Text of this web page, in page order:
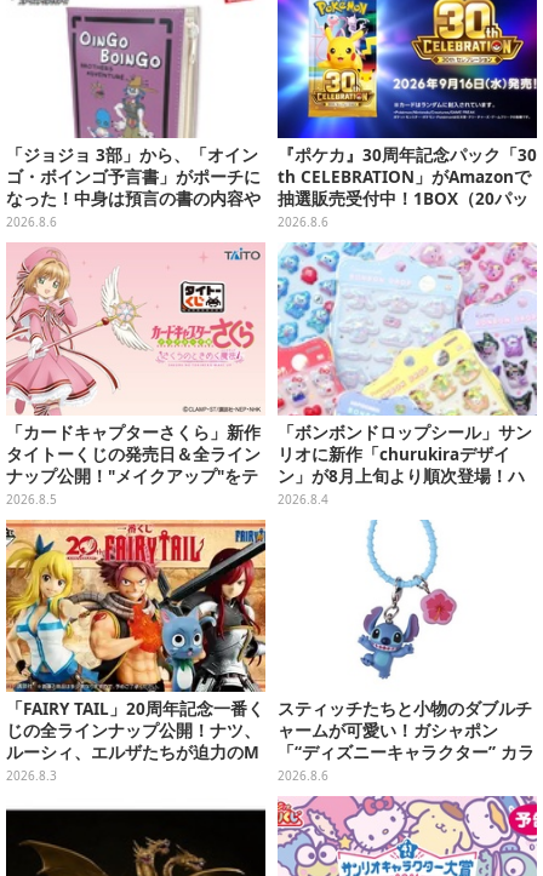
「ジョジョ 3部」から、「オイン
ゴ・ボインゴ予言書」がポーチに
なった！中身は預言の書の内容や
アニメ総柄デザインをプリント
2026.8.6
『ポケカ』30周年記念パック「30
th CELEBRATION」がAmazonで
抽選販売受付中！1BOX（20パッ
ク入り）
2026.8.6
「カードキャプターさくら」新作
タイトーくじの発売日＆全ライン
ナップ公開！"メイクアップ"をテ
ーマに、日常でも使いたくなるア
イテムがズラリ
2026.8.5
「ボンボンドロップシール」サン
リオに新作「churukiraデザイ
ン」が8月上旬より順次登場！ハ
ローキティ、はぴだんぶいなど全
2026.8.4
「FAIRY TAIL」20周年記念一番く
じの全ラインナップ公開！ナツ、
ルーシィ、エルザたちが迫力のM
ASTERLISEで初登場
2026.8.3
スティッチたちと小物のダブルチ
ャームが可愛い！ガシャポン
「“ディズニーキャラクター” カラ
フルマルチチャーム」が発売
2026.8.6